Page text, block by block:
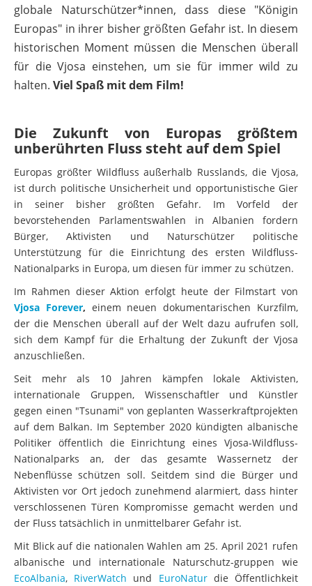
globale Naturschützer*innen, dass diese "Königin
Europas" in ihrer bisher größten Gefahr ist. In diesem
historischen Moment müssen die Menschen überall
für die Vjosa einstehen, um sie für immer wild zu
halten. Viel Spaß mit dem Film!
Die Zukunft von Europas größtem
unberührten Fluss steht auf dem Spiel
Europas größter Wildfluss außerhalb Russlands, die Vjosa,
ist durch politische Unsicherheit und opportunistische Gier
in seiner bisher größten Gefahr. Im Vorfeld der
bevorstehenden Parlamentswahlen in Albanien fordern
Bürger, Aktivisten und Naturschützer politische
Unterstützung für die Einrichtung des ersten Wildfluss-
Nationalparks in Europa, um diesen für immer zu schützen.
Im Rahmen dieser Aktion erfolgt heute der Filmstart von
Vjosa Forever, einem neuen dokumentarischen Kurzfilm,
der die Menschen überall auf der Welt dazu aufrufen soll,
sich dem Kampf für die Erhaltung der Zukunft der Vjosa
anzuschließen.
Seit mehr als 10 Jahren kämpfen lokale Aktivisten,
internationale Gruppen, Wissenschaftler und Künstler
gegen einen "Tsunami" von geplanten Wasserkraftprojekten
auf dem Balkan. Im September 2020 kündigten albanische
Politiker öffentlich die Einrichtung eines Vjosa-Wildfluss-
Nationalparks an, der das gesamte Wassernetz der
Nebenflüsse schützen soll. Seitdem sind die Bürger und
Aktivisten vor Ort jedoch zunehmend alarmiert, dass hinter
verschlossenen Türen Kompromisse gemacht werden und
der Fluss tatsächlich in unmittelbarer Gefahr ist.
Mit Blick auf die nationalen Wahlen am 25. April 2021 rufen
albanische und internationale Naturschutz-gruppen wie
EcoAlbania, RiverWatch und EuroNaturdie Öffentlichkeit